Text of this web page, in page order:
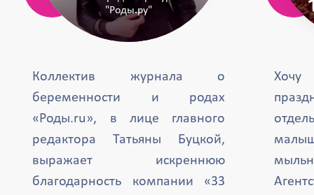
"Роды.ру"
Коллектив журнала о
беременности и родах
«Роды.ru», в лице главного
редактора Татьяны Буцкой,
выражает искреннюю
благодарность компании «33